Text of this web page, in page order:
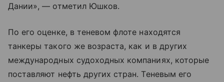
Дании», — отметил Юшков.
По его оценке, в теневом флоте находятся
танкеры такого же возраста, как и в других
международных судоходных компаниях, которые
поставляют нефть других стран. Теневым его